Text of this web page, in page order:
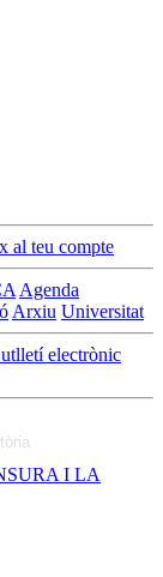
al teu compte
Agenda
Arxiu Universitat
electrònic
I LA